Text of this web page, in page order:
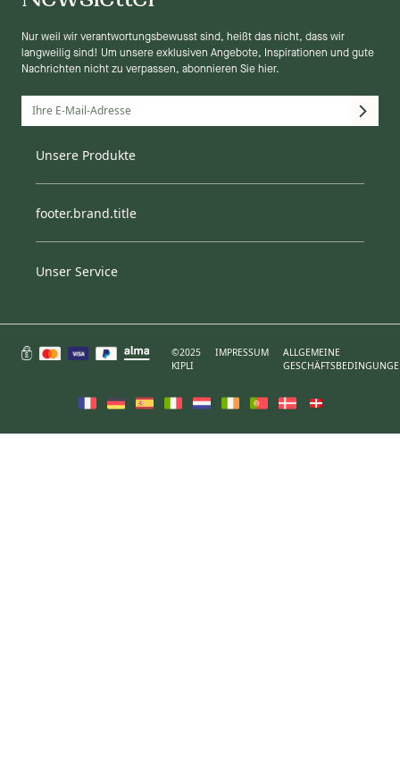
Nur weil wir verantwortungsbewusst sind, heißt das nicht, dass wir
langweilig sind! Um unsere exklusiven Angebote, Inspirationen und gute
Nachrichten nicht zu verpassen, abonnieren Sie hier.
Bettgestelle
Möbel
Lieferung
Blog
Unsere Produkte
footer.brand.title
Unser Service
©2025
KIPLI
IMPRESSUM
ALLGEMEINE